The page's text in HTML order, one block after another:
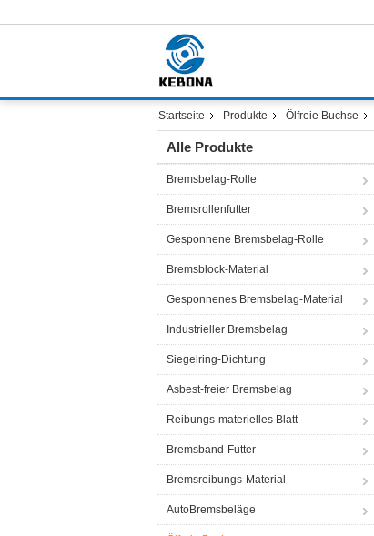
Startseite Produkte Ölfreie Buchse
Alle Produkte
Bremsbelag-Rolle
Bremsrollenfutter
Gesponnene Bremsbelag-Rolle
Bremsblock-Material
Gesponnenes Bremsbelag-Material
Industrieller Bremsbelag
Siegelring-Dichtung
Asbest-freier Bremsbelag
Reibungs-materielles Blatt
Bremsband-Futter
Bremsreibungs-Material
AutoBremsbeläge